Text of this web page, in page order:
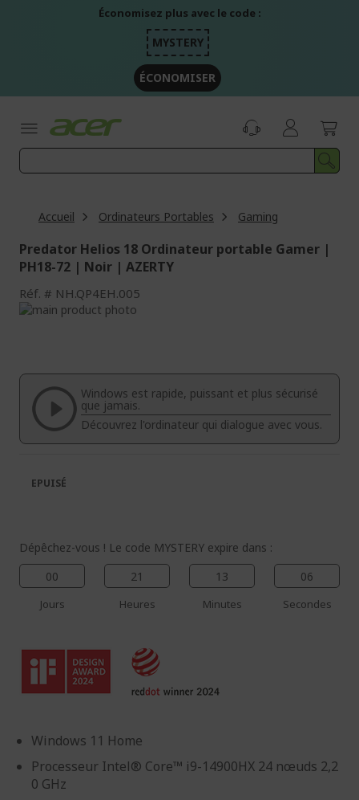
Économisez plus avec le code :
MYSTERY
ÉCONOMISER
Accueil Ordinateurs Portables Gaming
Predator Helios 18 Ordinateur portable Gamer |
PH18-72 | Noir | AZERTY
Réf. NH.QP4EH.005
Passer
de
galerie
d’images
de
Galerie
d’images
Windows est rapide, puissant et plus sécurisé
que jamais.
Découvrez l'ordinateur qui dialogue avec vous.
Dépêchez-vous ! Le code MYSTERY expire dans :
00
Jours
21
Heures
13
Minutes
05
Secondes
Windows 11 Home
Processeur Intel® Core™ i9-14900HX 24 nœuds 2,2
0 GHz
EPUISÉ